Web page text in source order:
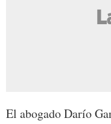
El abogado Darío